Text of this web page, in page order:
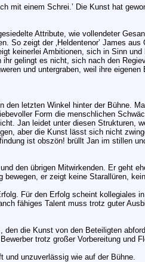
mit einem Schrei.’ Die Kunst hat
Attribute, wie vollendeter
zeigt der ‚Heldentenor’ James
keinerlei Ambitionen, sich in Sinn
gelingt es nicht, sich nach den
und untergraben, weil ihre
den letzten Winkel hinter der Bühne.
Form die menschlichen
Jan leidet unter diesen Strukturen,
aber die Kunst lässt sich nicht
ist obszön! brüllt Jan im stillen
den übrigen Mitwirkenden. Er geht
er zeigt keine Starallüren,
Für den Erfolg scheint kollegiales
fähiges Talent muss trotz guter
die Kunst von den Beteiligten
trotz großer Vorbereitung und
unzuverlässig wie auf der Bühne.